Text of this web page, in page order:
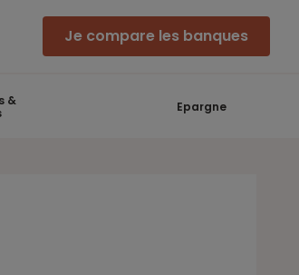
Je compare les banques
&
Epargne